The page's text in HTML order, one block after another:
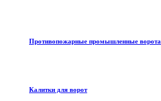
Противопожарные промышленные ворота
Калитки для ворот